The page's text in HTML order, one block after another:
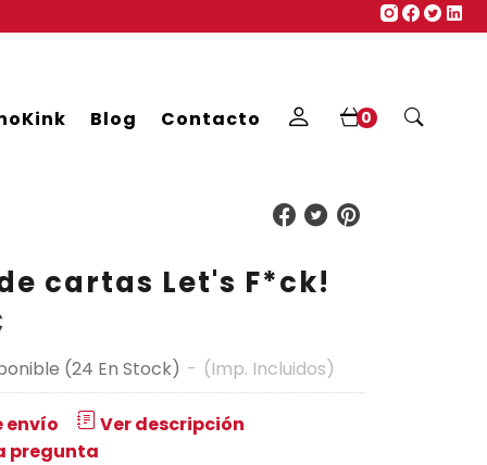
Blog Contacto 0
cartas Let's F*ck!
(24 En Stock) - (Imp. Incluidos)
envío
Ver descripción
pregunta